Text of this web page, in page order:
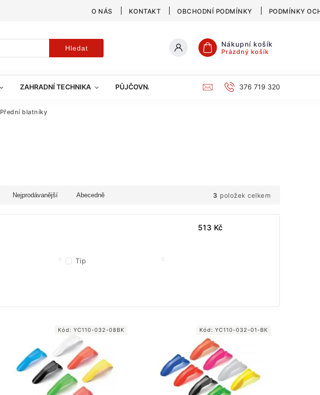
O NÁS KONTAKT OBCHODNÍ PODMÍNKY PODMÍNKY
Hledat Nákupní košík
Prázdný košík
ZAHRADNÍ TECHNIKA PŮJČOVNA KATALOG376 719 320
Přední blatníky
Nejprodávanější Abecedně 3 položek celkem
513 Kč
0 Tip 0
Kód:YC110-032-08BK Kód:YC110-032-01-BK